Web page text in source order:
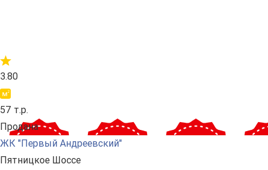
3.80
57 т.р.
Продана
ЖК "Первый Андреевский"
Пятницкое Шоссе